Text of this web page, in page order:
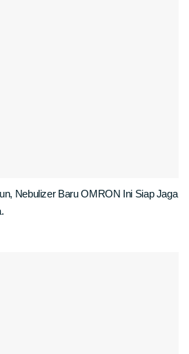
Nebulizer Baru OMRON Ini Siap Jaga